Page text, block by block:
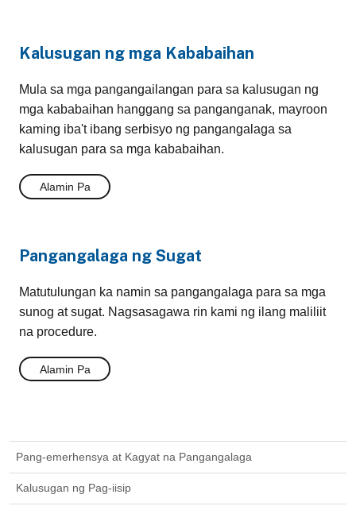
Pang-emerhensya at Kagyat na Pangangalaga
Kalusugan ng Pag-iisip
Kalusugan ng mga Kababaihan
Mula sa mga pangangailangan para sa kalusugan ng
mga kababaihan hanggang sa panganganak, mayroon
kaming iba't ibang serbisyo ng pangangalaga sa
kalusugan para sa mga kababaihan.
Alamin Pa
Pangangalaga ng Sugat
Matutulungan ka namin sa pangangalaga para sa mga
sunog at sugat. Nagsasagawa rin kami ng ilang maliliit
na procedure.
Alamin Pa